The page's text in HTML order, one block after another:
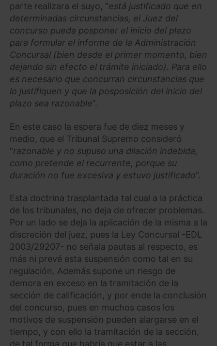
parte realizara el suyo, “está justificado que en
determinadas circunstancias, el Juez del
concurso pueda posponer el inicio del plazo
para formular el informe de la Administración
Concursal (bien desde el primer momento, bien
dejando sin efecto el trámite iniciado). Para ello
es necesario que concurran circunstancias que
lo justifiquen y que la posposición del inicio del
plazo sea razonable”.
En este caso la espera fue de diez meses y
medio, que el Tribunal Supremo consideró
“razonable y no supuso una dilación indebida,
como pretende el recurrente, porque su
duración no fue excesiva y estuvo justificado”.
Esta doctrina trasplantada tal cual a la práctica
de los tribunales, no deja de ofrecer problemas.
Por un lado se deja la aplicación de la misma a la
discreción del juez, pues la Ley Concursal -EDL
2003/29207- no señala pautas al respecto, es
más ni prevé esta suspensión como tal en su
regulación. Además supone un riesgo de
demora en exceso en la tramitación de la
sección de calificación, y por ende la conclusión
del concurso, pues en muchos casos los
motivos de suspensión pueden alargarse en el
tiempo, y con ello la tramitación de la sección,